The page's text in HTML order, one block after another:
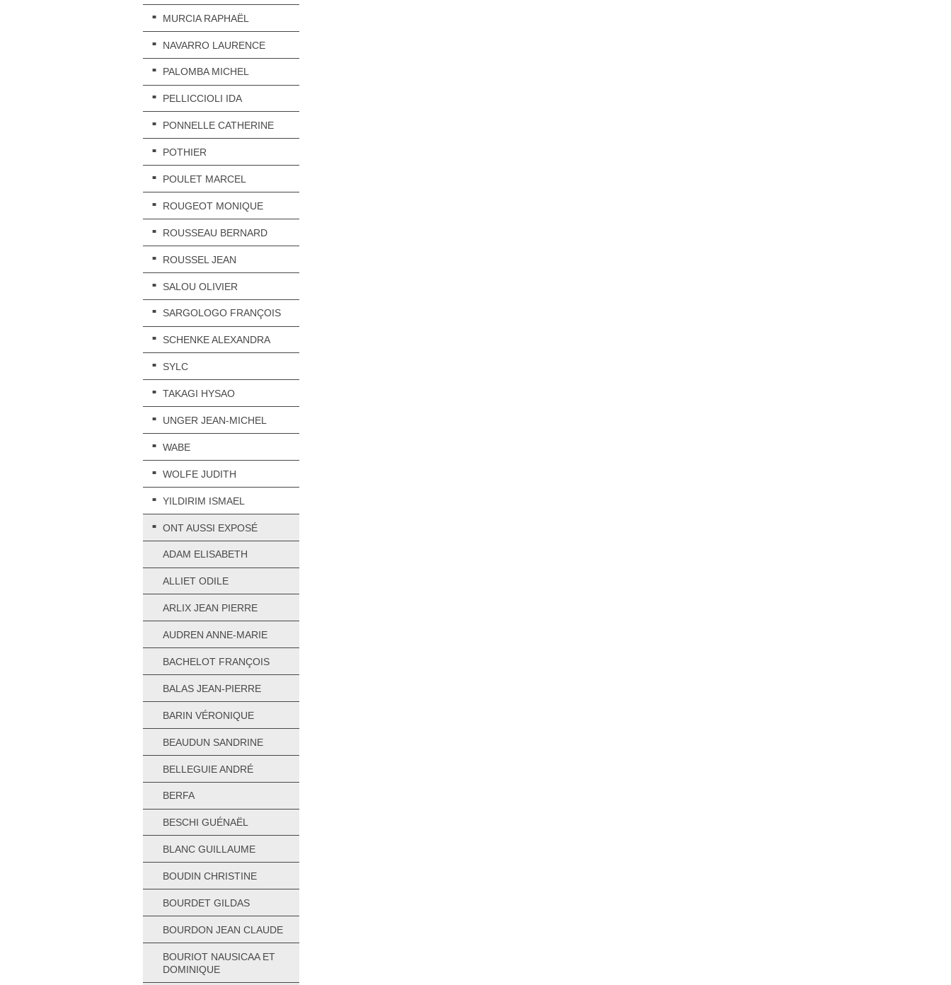
MURCIA RAPHAËL
NAVARRO LAURENCE
PALOMBA MICHEL
PELLICCIOLI IDA
PONNELLE CATHERINE
POTHIER
POULET MARCEL
ROUGEOT MONIQUE
ROUSSEAU BERNARD
ROUSSEL JEAN
SALOU OLIVIER
SARGOLOGO FRANÇOIS
SCHENKE ALEXANDRA
SYLC
TAKAGI HYSAO
UNGER JEAN-MICHEL
WABE
WOLFE JUDITH
YILDIRIM ISMAEL
ONT AUSSI EXPOSÉ
ADAM ELISABETH
ALLIET ODILE
ARLIX JEAN PIERRE
AUDREN ANNE-MARIE
BACHELOT FRANÇOIS
BALAS JEAN-PIERRE
BARIN VÉRONIQUE
BEAUDUN SANDRINE
BELLEGUIE ANDRÉ
BERFA
BESCHI GUÉNAËL
BLANC GUILLAUME
BOUDIN CHRISTINE
BOURDET GILDAS
BOURDON JEAN CLAUDE
BOURIOT NAUSICAA ET
DOMINIQUE